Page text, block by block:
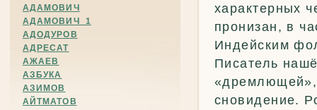
АДАМОВИЧ
АДАМОВИЧ_1
АДОДУРОВ
АДРЕСАТ
АЖАЕВ
АЗБУКА
АЗИМОВ
АЙТМАТОВ
характерных
пронизан, в
Индейским
Писатель
«дремлющей»,
сновидение.